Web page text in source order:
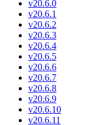
v20.6.0
v20.6.1
v20.6.2
v20.6.3
v20.6.4
v20.6.5
v20.6.6
v20.6.7
v20.6.8
v20.6.9
v20.6.10
v20.6.11